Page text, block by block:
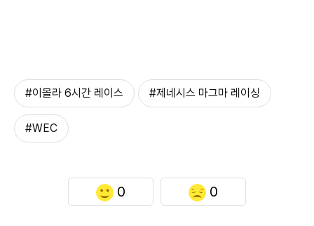
#이몰라 6시간 레이스 #제네시스 마그마 레이싱
#WEC
0 0